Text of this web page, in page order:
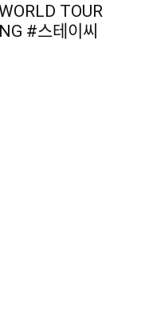
TOUR
#스테이씨